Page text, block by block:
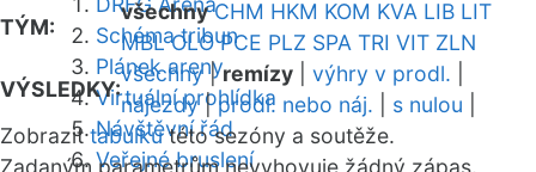
Schéma tribun
Plánek areny
Virtuální prohlídka
Návštěvní řád
Veřejné bruslení
TÝM:
všechny CHM HKM KOM KVA LIB LIT
MBL OLO PCE PLZ SPA TRI VIT ZLN
VÝSLEDKY:
všechny|remízy výhry v prodl.
nájezdy|prodl. nebo náj. s nulou
Zobrazittabulkutéto sezóny a soutěže.
Zadaným parametrům nevyhovuje žádný zápas.